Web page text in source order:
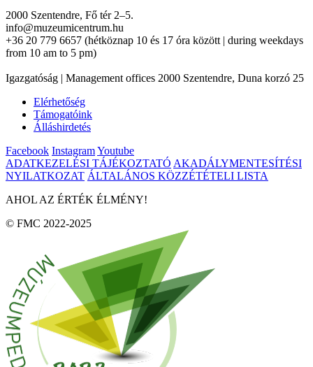
2000 Szentendre, Fő tér 2–5.
info@muzeumicentrum.hu
+36 20 779 6657 (hétköznap 10 és 17 óra között | during weekdays
from 10 am to 5 pm)
Igazgatóság | Management offices 2000 Szentendre, Duna korzó 25
Elérhetőség
Támogatóink
Álláshirdetés
Facebook InstagramYoutube
ADATKEZELÉSI TÁJÉKOZTATÓ AKADÁLYMENTESÍTÉSI
NYILATKOZAT ÁLTALÁNOS KÖZZÉTÉTELI LISTA
AHOL AZ ÉRTÉK ÉLMÉNY!
© FMC 2022-2025